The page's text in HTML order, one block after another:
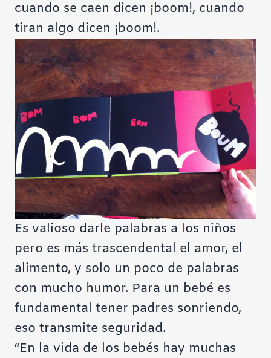
cuando se caen dicen ¡boom!, cuando
tiran algo dicen ¡boom!.
Es valioso darle palabras a los niños
pero es más trascendental el amor, el
alimento, y solo un poco de palabras
con mucho humor. Para un bebé es
fundamental tener padres sonriendo,
eso transmite seguridad.
“En la vida de los bebés hay muchas